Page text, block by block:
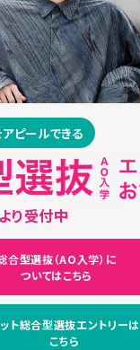
ピールできる
り受付中
合型選抜（AO入学）に
ついてはこちら
ト総合型選抜エントリーは
こちら